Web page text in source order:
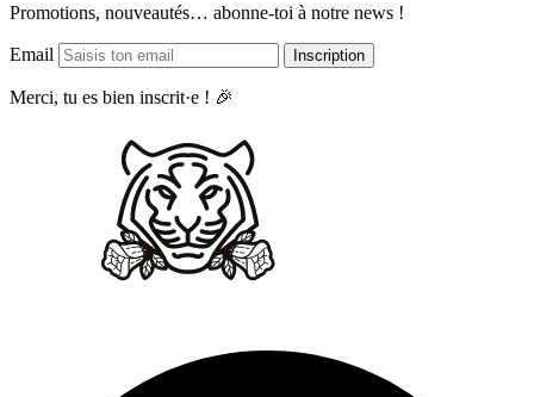
Promotions, nouveautés… abonne-toi à notre news !
Email Inscription
Merci, tu es bien inscrit·e ! 🎉